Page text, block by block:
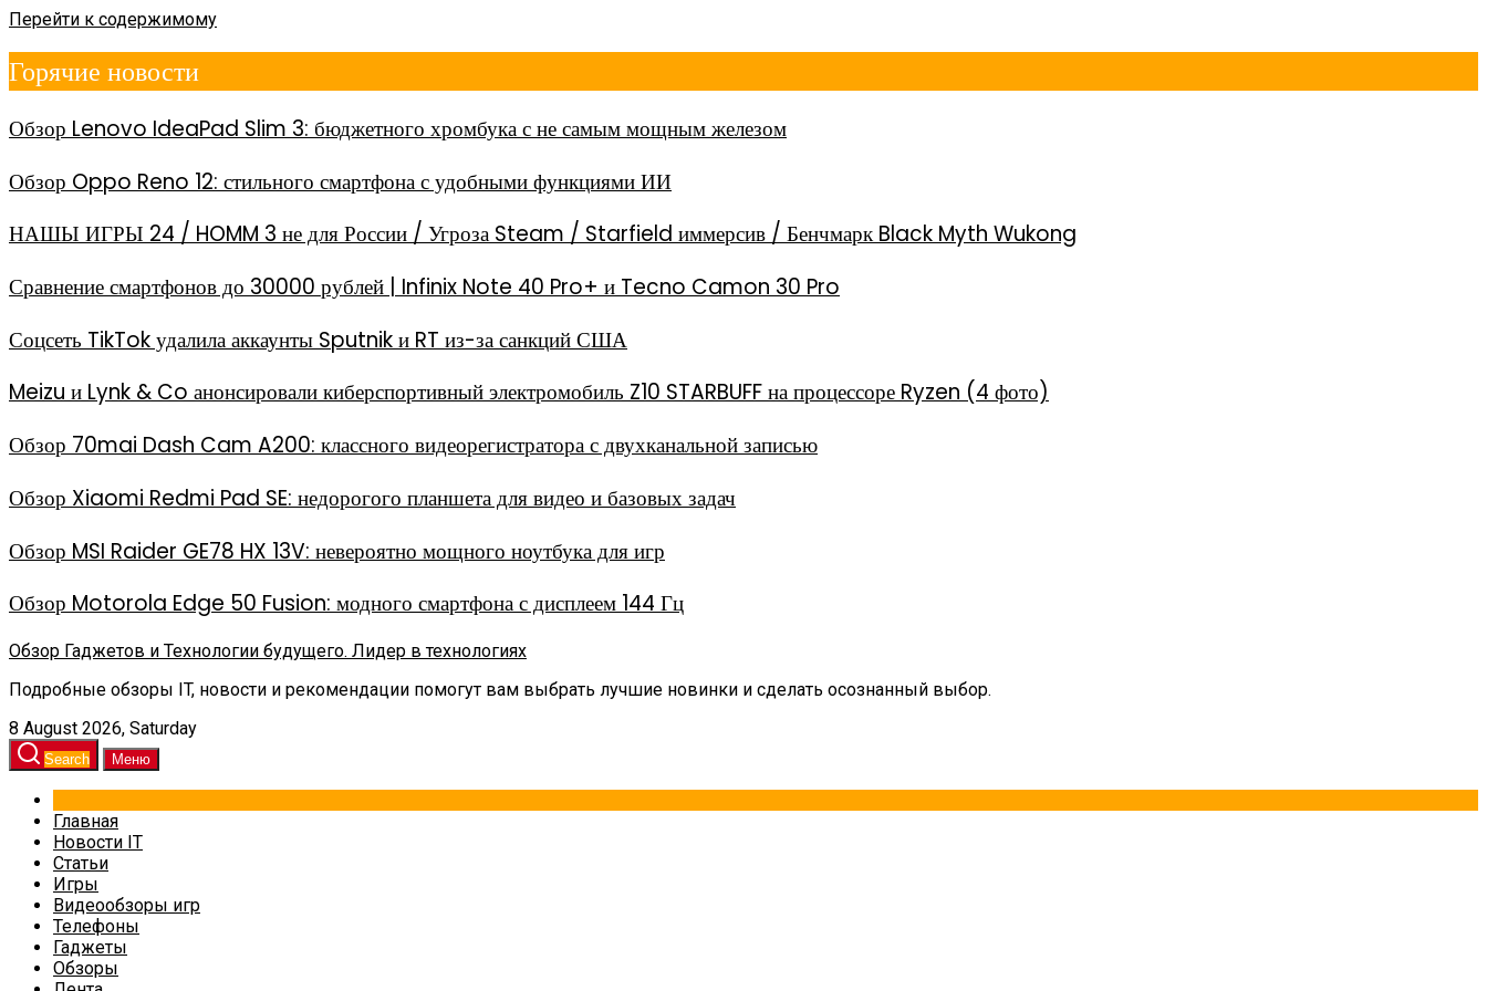
Перейти к содержимому
Горячие новости
Обзор Lenovo IdeaPad Slim 3: бюджетного хромбука с не самым мощным железом
Обзор Oppo Reno 12: стильного смартфона с удобными функциями ИИ
НАШЫ ИГРЫ 24 / HOMM 3 не для России / Угроза Steam / Starfield иммерсив / Бенчмарк Black Myth Wukong
Сравнение смартфонов до 30000 рублей | Infinix Note 40 Pro+ и Tecno Camon 30 Pro
Соцсеть TikTok удалила аккаунты Sputnik и RT из-за санкций США
Meizu и Lynk & Co анонсировали киберспортивный электромобиль Z10 STARBUFF на процессоре Ryzen (4 фото)
Обзор 70mai Dash Cam A200: классного видеорегистратора с двухканальной записью
Обзор Xiaomi Redmi Pad SE: недорогого планшета для видео и базовых задач
Обзор MSI Raider GE78 HX 13V: невероятно мощного ноутбука для игр
Обзор Motorola Edge 50 Fusion: модного смартфона с дисплеем 144 Гц
Обзор Гаджетов и Технологии будущего. Лидер в технологиях
Подробные обзоры IT, новости и рекомендации помогут вам выбрать лучшие новинки и сделать осознанный выбор.
8 August 2026, Saturday
Search Меню
Главная
Новости IT
Статьи
Игры
Видеообзоры игр
Телефоны
Гаджеты
Обзоры